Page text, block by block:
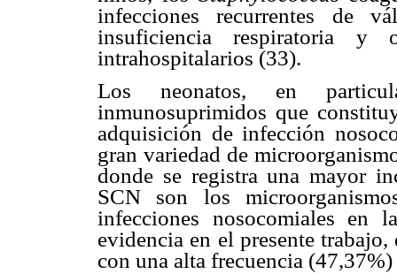
infecciones recurrentes de
insuficiencia respiratoria y
intrahospitalarios (33).
Los neonatos, en
inmunosuprimidos que
adquisición de infección
gran variedad de
donde se registra una mayor
SCN son los
infecciones nosocomiales
evidencia en el presente
con una alta frecuencia